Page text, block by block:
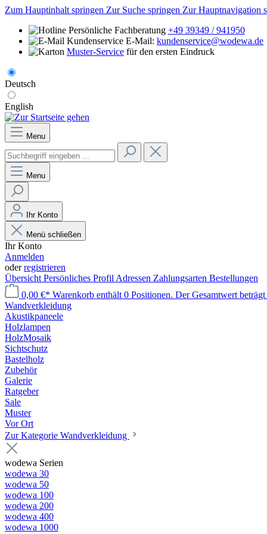
Zum Hauptinhalt springen Zur Suche springen Zur Hauptnavigation
Persönliche Fachberatung +49 39349 / 941950
E-Mail: kundenservice@wodewa.de
Muster-Service für den ersten Eindruck
Deutsch
English
Menu
Menu
Ihr Konto
Menü schließen
Ihr Konto
Anmelden
oderregistrieren
Übersicht Persönliches Profil Adressen Zahlungsarten Bestellungen
0,00 €* Warenkorb enthält 0 Positionen. Der Gesamtwert
Wandverkleidung
Akustikpaneele
Holzlampen
HolzMosaik
Sichtschutz
Bastelholz
Zubehör
Galerie
Ratgeber
Sale
Muster
Vor Ort
Zur Kategorie Wandverkleidung
wodewa Serien
wodewa 30
wodewa 50
wodewa 100
wodewa 200
wodewa 400
wodewa 1000